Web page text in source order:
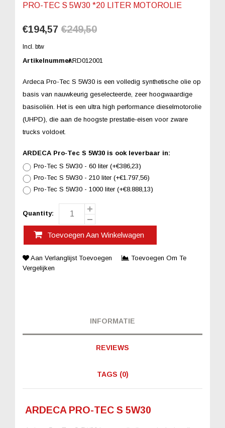
PRO-TEC S 5W30 *20 LITER MOTOROLIE
€194,57 €249,50
Incl. btw
Artikelnummer:ARD012001
Ardeca Pro-Tec S 5W30 is een volledig synthetische olie op
basis van nauwkeurig geselecteerde, zeer hoogwaardige
basisoliën. Het is een ultra high performance dieselmotorolie
(UHPD), die aan de hoogste prestatie-eisen voor zware
trucks voldoet.
ARDECA Pro-Tec S 5W30 is ook leverbaar in:
Pro-Tec S 5W30 - 60 liter (+€386,23)
Pro-Tec S 5W30 - 210 liter (+€1.797,56)
Pro-Tec S 5W30 - 1000 liter (+€8.888,13)
Quantity:
Toevoegen Aan Winkelwagen
Aan Verlanglijst Toevoegen
Toevoegen Om Te
Vergelijken
INFORMATIE
REVIEWS
TAGS (0)
ARDECA PRO-TEC S 5W30